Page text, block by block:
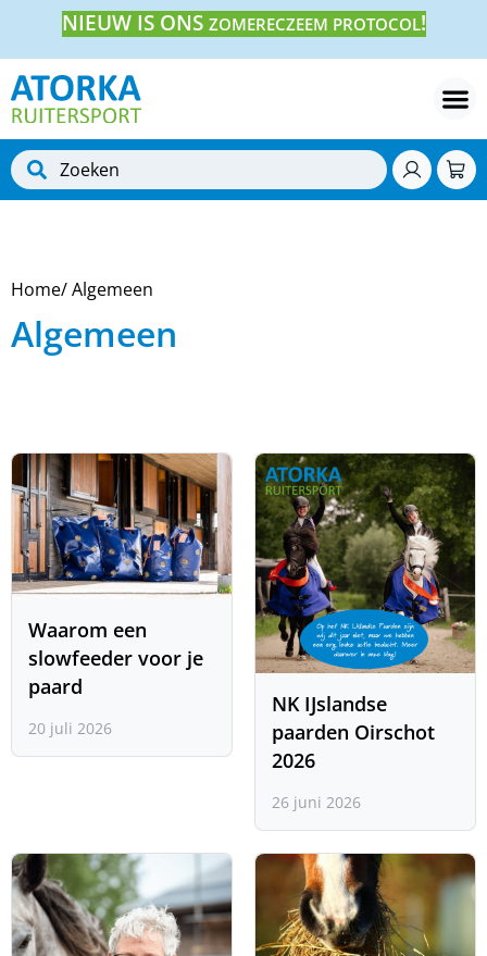
NIEUW IS ONS ZOMERECZEEM PROTOCOL!
Home/ Algemeen
Algemeen
Waarom een
slowfeeder voor je
paard
20 juli 2026
NK IJslandse
paarden Oirschot
2026
26 juni 2026